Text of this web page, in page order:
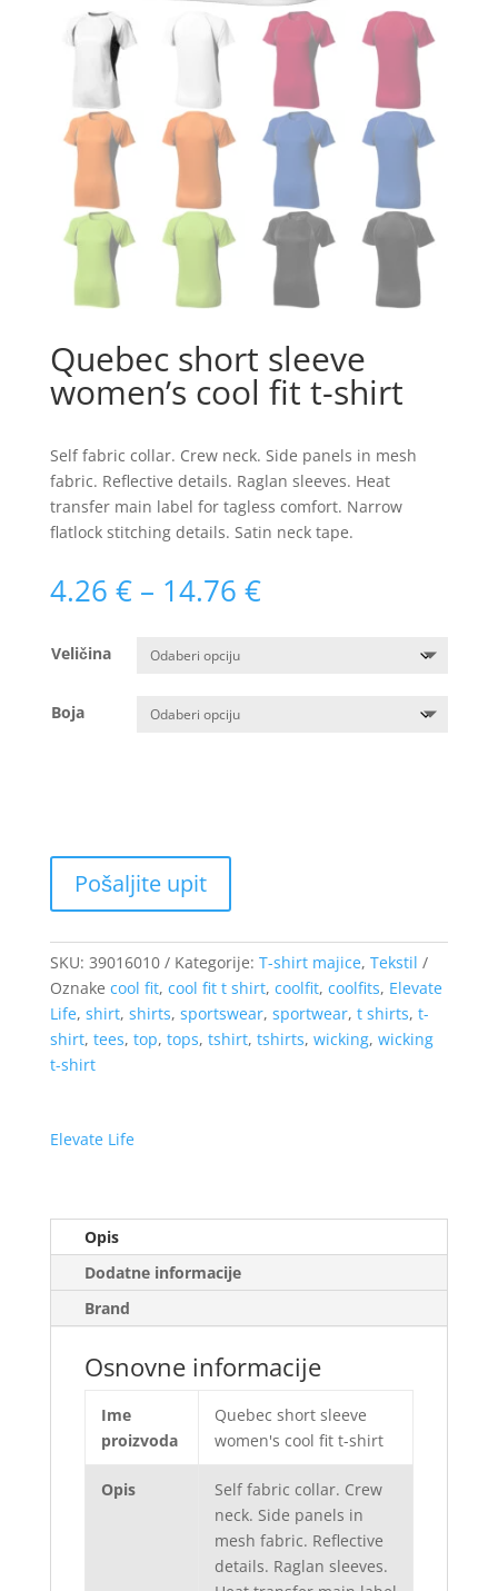
Quebec short sleeve
women’s cool fit t-shirt
Self fabric collar. Crew neck. Side panels in mesh
fabric. Reflective details. Raglan sleeves. Heat
transfer main label for tagless comfort. Narrow
flatlock stitching details. Satin neck tape.
4.26 € – 14.76 €Raspon
cijena:
Veličina
Boja
SKU: 39016010 Kategorije: T-shirt majice, Tekstil
Oznake cool fit, cool fit t shirt, coolfit, coolfits, Elevate
Life, shirt, shirts, sportswear, sportwear, t shirts, t-
shirt, tees, top, tops, tshirt, tshirts, wicking, wicking
t-shirt
Elevate Life
Opis
Dodatne informacije
Brand
Osnovne informacije
Ime
proizvoda
Quebec short sleeve
women's cool fit t-shirt
Opis
Self fabric collar. Crew
neck. Side panels in
mesh fabric. Reflective
details. Raglan sleeves.